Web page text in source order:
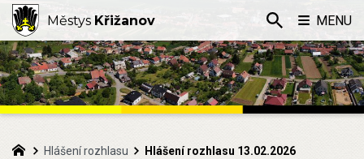
Hlášení rozhlasu Hlášení rozhlasu 13.02.2026
Městys Křižanov MENU